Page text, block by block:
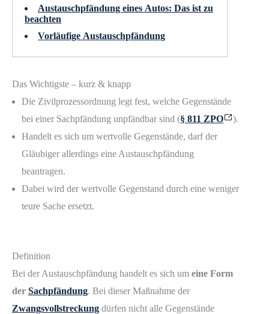
Austauschpfändung eines Autos: Das ist zu
beachten
Vorläufige Austauschpfändung
Das Wichtigste – kurz & knapp
Die Zivilprozessordnung legt fest, welche Gegenstände
bei einer Sachpfändung unpfändbar sind (§ 811 ZPO
).
Handelt es sich um wertvolle Gegenstände, darf der
Gläubiger allerdings eine Austauschpfändung
beantragen.
Dabei wird der wertvolle Gegenstand durch eine weniger
teure Sache ersetzt.
Definition
Bei der Austauschpfändung handelt es sich um eine Form
der Sachpfändung. Bei dieser Maßnahme der
Zwangsvollstreckung dürfen nicht alle Gegenstände